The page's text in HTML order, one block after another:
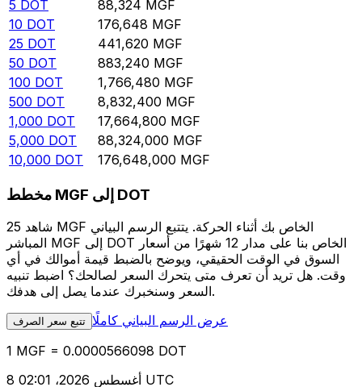
5 DOT 88,324 MGF
10 DOT 176,648 MGF
25 DOT 441,620 MGF
50 DOT 883,240 MGF
100 DOT 1,766,480 MGF
500 DOT 8,832,400 MGF
1,000 DOT 17,664,800 MGF
5,000 DOT 88,324,000 MGF
10,000 DOT 176,648,000 MGF
مخطط MGF إلى DOT
شاهد 25 MGF الخاص بك أثناء الحركة. يتتبع الرسم البياني
المباشر MGF إلى DOT الخاص بنا على مدار 12 شهرًا من أسعار
السوق في الوقت الحقيقي، ويوضح بالضبط قيمة أموالك في أي
وقت. هل تريد أن تعرف متى يتحرك السعر لصالحك؟ اضبط تنبيه
السعر وسنخبرك عندما يصل إلى هدفك.
تتبع سعر الصرف عرض الرسم البياني كاملًا
1 MGF = 0.0000566098 DOT
8 أغسطس 2026، 02:01 UTC